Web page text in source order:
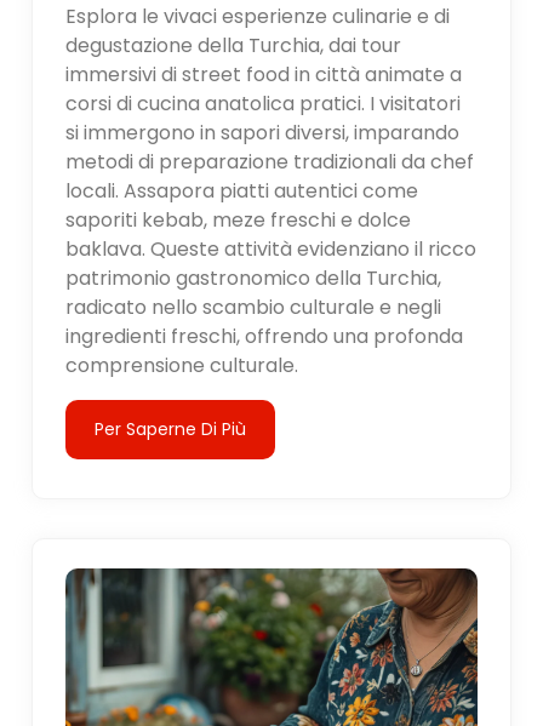
Esplora le vivaci esperienze culinarie e di
degustazione della Turchia, dai tour
immersivi di street food in città animate a
corsi di cucina anatolica pratici. I visitatori
si immergono in sapori diversi, imparando
metodi di preparazione tradizionali da chef
locali. Assapora piatti autentici come
saporiti kebab, meze freschi e dolce
baklava. Queste attività evidenziano il ricco
patrimonio gastronomico della Turchia,
radicato nello scambio culturale e negli
ingredienti freschi, offrendo una profonda
comprensione culturale.
Per Saperne Di Più